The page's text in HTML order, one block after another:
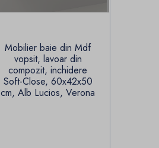
Mobilier baie din Mdf
vopsit, lavoar din
compozit, inchidere
Soft-Close, 60x42x50
cm, Alb Lucios, Verona